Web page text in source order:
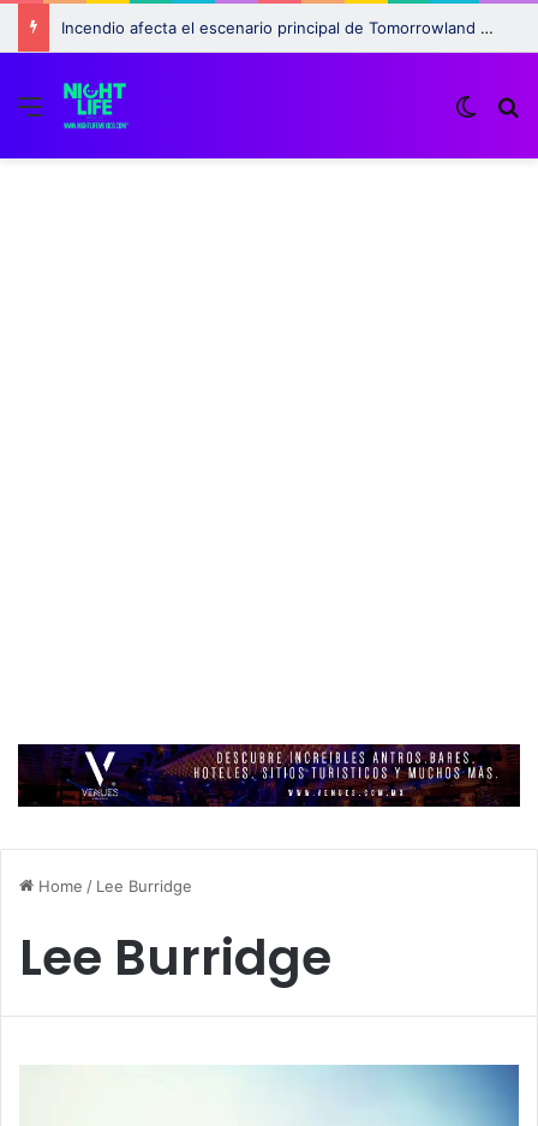
Incendio afecta el escenario principal de Tomorrowland 2025: ¿Qué pasará con el festival?
Menu
Home / Lee Burridge
Lee Burridge